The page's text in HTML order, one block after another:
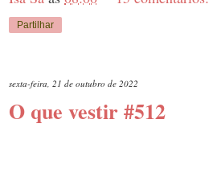
Partilhar
sexta-feira, 21 de outubro de 2022
O que vestir #512